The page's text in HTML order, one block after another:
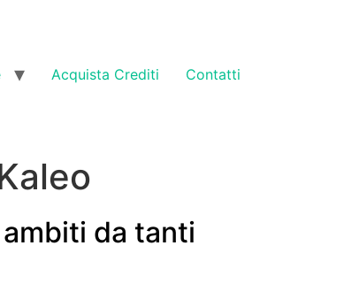
Acquista Crediti Contatti
da tanti